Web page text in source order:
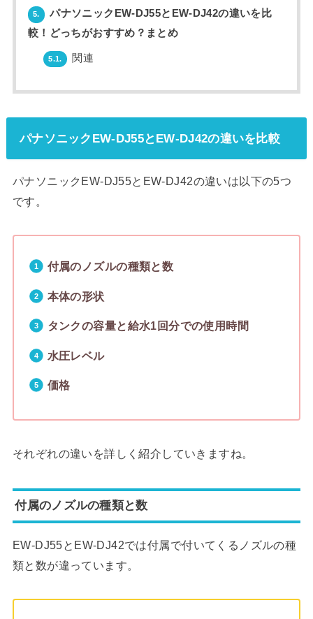
5.
パナソニックEW-DJ55とEW-DJ42の違いを比
較！どっちがおすすめ？まとめ
5.1. 関連
パナソニックEW-DJ55とEW-DJ42の違いを比較
パナソニックEW-DJ55とEW-DJ42の違いは以下の5つ
です。
付属のノズルの種類と数
本体の形状
タンクの容量と給水1回分での使用時間
水圧レベル
価格
それぞれの違いを詳しく紹介していきますね。
付属のノズルの種類と数
EW-DJ55とEW-DJ42では付属で付いてくるノズルの種
類と数が違っています。